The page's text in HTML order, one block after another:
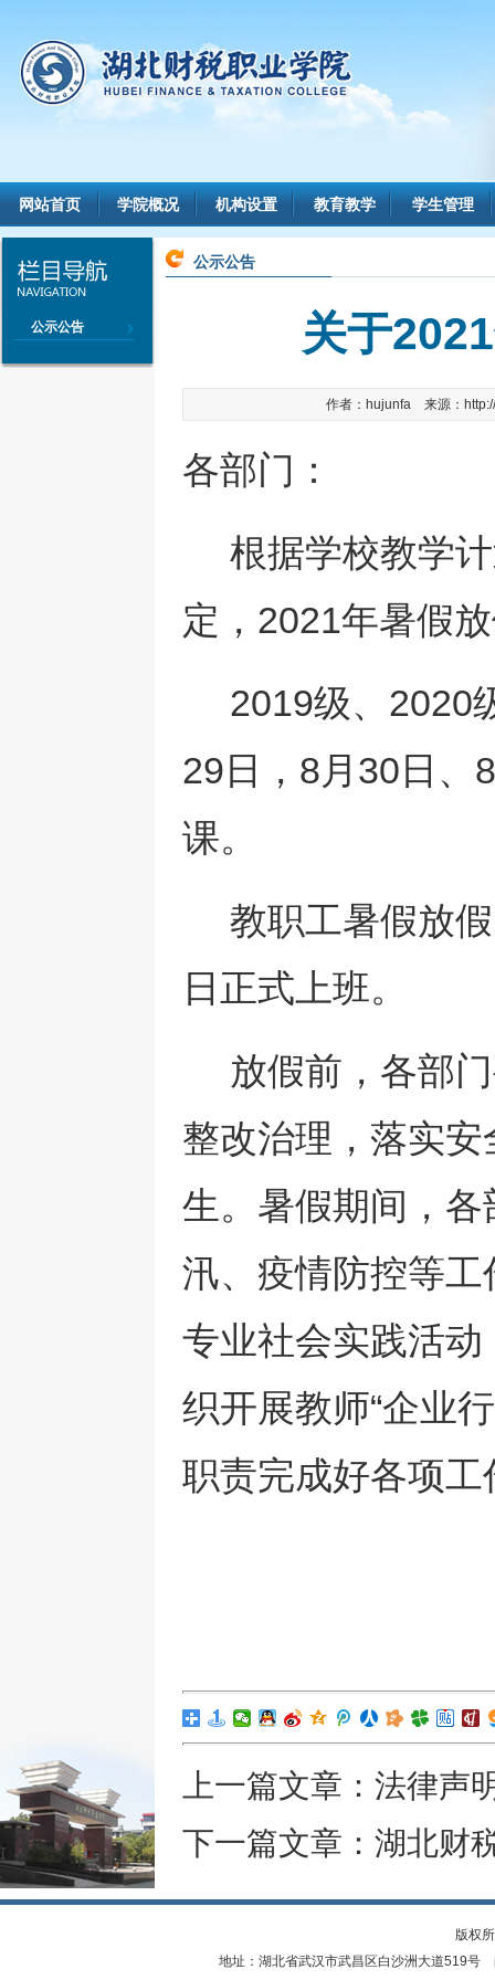
网站首页 学院概况 机构设置 教育教学 学生管理
公示公告
公示公告
关于
作者：hujunfa 来源：
各部门：
根据学校教学
定， 2021年暑假
2019级、 2020
29 日， 8月 30 日、 8
课。
教职工暑假放
日正式上班。
放假前，各部
整改治理，落实
生。暑假期间，
汛、疫情防控等
专业社会实践活
织开展教师“企业
职责完成好各项工
上一篇文章： 法律声
下一篇文章： 湖北财
版权
地址：湖北省武汉市武昌区白沙洲大道519